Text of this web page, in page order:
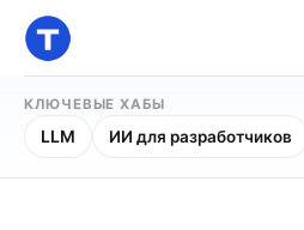
КЛЮЧЕВЫЕ ХАБЫ
LLM ИИ для разработчиков